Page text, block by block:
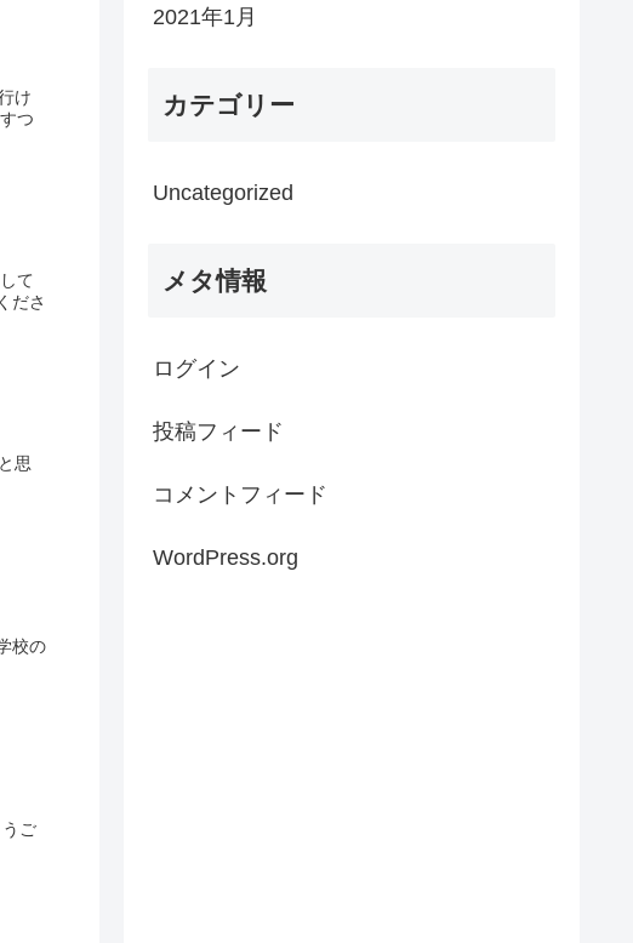
け
つ
て
ださ
思
校の
ご
2021年1月
カテゴリー
Uncategorized
メタ情報
ログイン
投稿フィード
コメントフィード
WordPress.org